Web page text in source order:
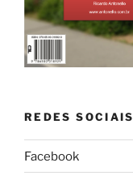
REDES SOCIAIS
Facebook